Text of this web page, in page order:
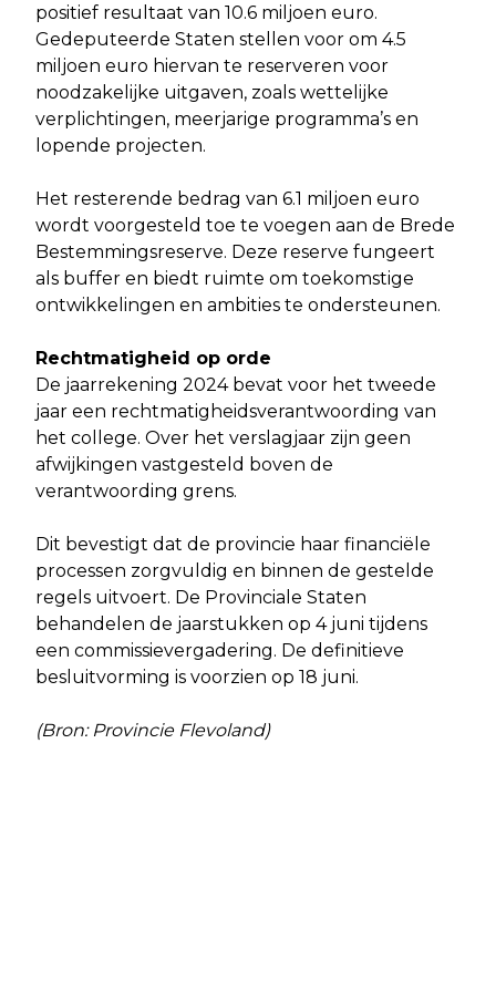
positief resultaat van 10.6 miljoen euro.
Gedeputeerde Staten stellen voor om 4.5
miljoen euro hiervan te reserveren voor
noodzakelijke uitgaven, zoals wettelijke
verplichtingen, meerjarige programma’s en
lopende projecten.
Het resterende bedrag van 6.1 miljoen euro
wordt voorgesteld toe te voegen aan de Brede
Bestemmingsreserve. Deze reserve fungeert
als buffer en biedt ruimte om toekomstige
ontwikkelingen en ambities te ondersteunen.
Rechtmatigheid op orde
De jaarrekening 2024 bevat voor het tweede
jaar een rechtmatigheidsverantwoording van
het college. Over het verslagjaar zijn geen
afwijkingen vastgesteld boven de
verantwoording grens.
Dit bevestigt dat de provincie haar financiële
processen zorgvuldig en binnen de gestelde
regels uitvoert. De Provinciale Staten
behandelen de jaarstukken op 4 juni tijdens
een commissievergadering. De definitieve
besluitvorming is voorzien op 18 juni.
(Bron: Provincie Flevoland)